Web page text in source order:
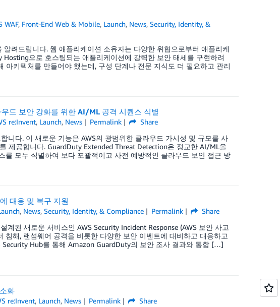
WAF, Front-End Web & Mobile, Launch, News,Security, Identity, &
려드립니다. 웹 애플리케이션 소유자는 다양한 위협으로부터 애플리케
으로 호스팅되는 애플리케이션에 강력한 보안 태세를 구현하려
아키텍처를 만들어야 했는데, 구성 단계나 전문 지식도 더 필요하고 관리
드 보안 강화를 위한 AI/ML 공격 시퀀스 식별
re:Invent, Launch, News Permalink
Share
니다. 이 새로운 기능은 AWS의 광범위한 클라우드 가시성 및 규모를 사
제공합니다. GuardDuty Extended Threat Detection은 정교한 AI/ML을
모두 식별하여 보다 포괄적이고 사전 예방적인 클라우드 보안 접근 방
대응 및 복구 지원
, News,Security, Identity, & Compliance Permalink
Share
된 새로운 서비스인 AWS Security Incident Response (AWS 보안 사고
해, 랜섬웨어 공격을 비롯한 다양한 보안 이벤트에 대비하고 대응하고
Hub를 통해 Amazon GuardDuty의 보안 조사 결과와 통합 […]
화
re:Invent, Launch, News Permalink
Share